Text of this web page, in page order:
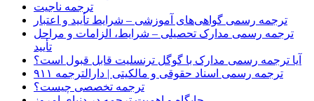
ترجمه ناجیت
ترجمه رسمی گواهی‌های آموزشی – شرایط تأیید و اعتبار
ترجمه رسمی مدارک تحصیلی – شرایط، الزامات و مراحل
تأیید
آیا ترجمه رسمی مدارک با گوگل ترنسلیت قابل قبول است؟
ترجمه رسمی اسناد حقوقی و مالکیتی | دارالترجمه ۹۱۱
ترجمه تخصصی چیست؟